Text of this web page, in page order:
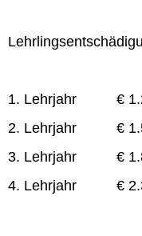
1. Lehrjahr €
2. Lehrjahr €
3. Lehrjahr €
4. Lehrjahr €